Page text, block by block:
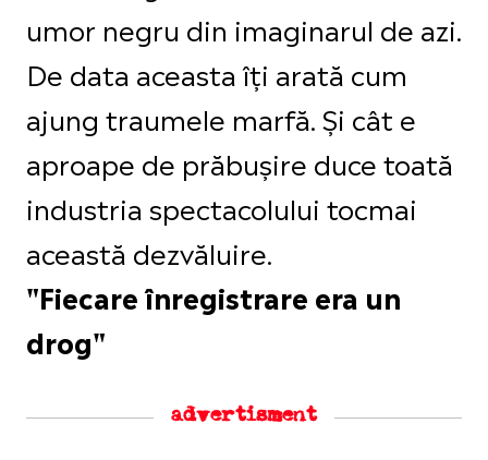
umor negru din imaginarul de azi.
De data aceasta îți arată cum
ajung traumele marfă. Și cât e
aproape de prăbușire duce toată
industria spectacolului tocmai
această dezvăluire.
"Fiecare înregistrare era un
drog"
advertisment